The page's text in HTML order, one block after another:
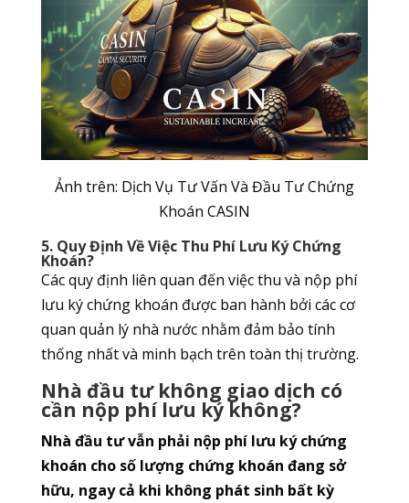
Ảnh trên: Dịch Vụ Tư Vấn Và Đầu Tư Chứng
Khoán CASIN
5. Quy Định Về Việc Thu Phí Lưu Ký Chứng
Khoán?
Các quy định liên quan đến việc thu và nộp phí
lưu ký chứng khoán được ban hành bởi các cơ
quan quản lý nhà nước nhằm đảm bảo tính
thống nhất và minh bạch trên toàn thị trường.
Nhà đầu tư không giao dịch có
cần nộp phí lưu ký không?
Nhà đầu tư vẫn phải nộp phí lưu ký chứng
khoán cho số lượng chứng khoán đang sở
hữu, ngay cả khi không phát sinh bất kỳ